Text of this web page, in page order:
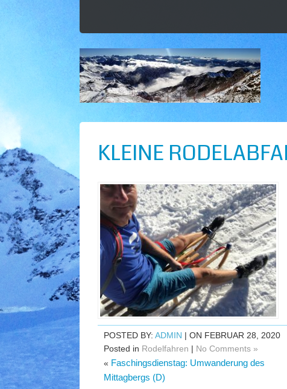
KLEINE
POSTED BY: ADMIN | ON FEBRUAR 28, 2020
Posted in Rodelfahren | No Comments »
« Faschingsdienstag: Umwanderung des
Mittagbergs (D)